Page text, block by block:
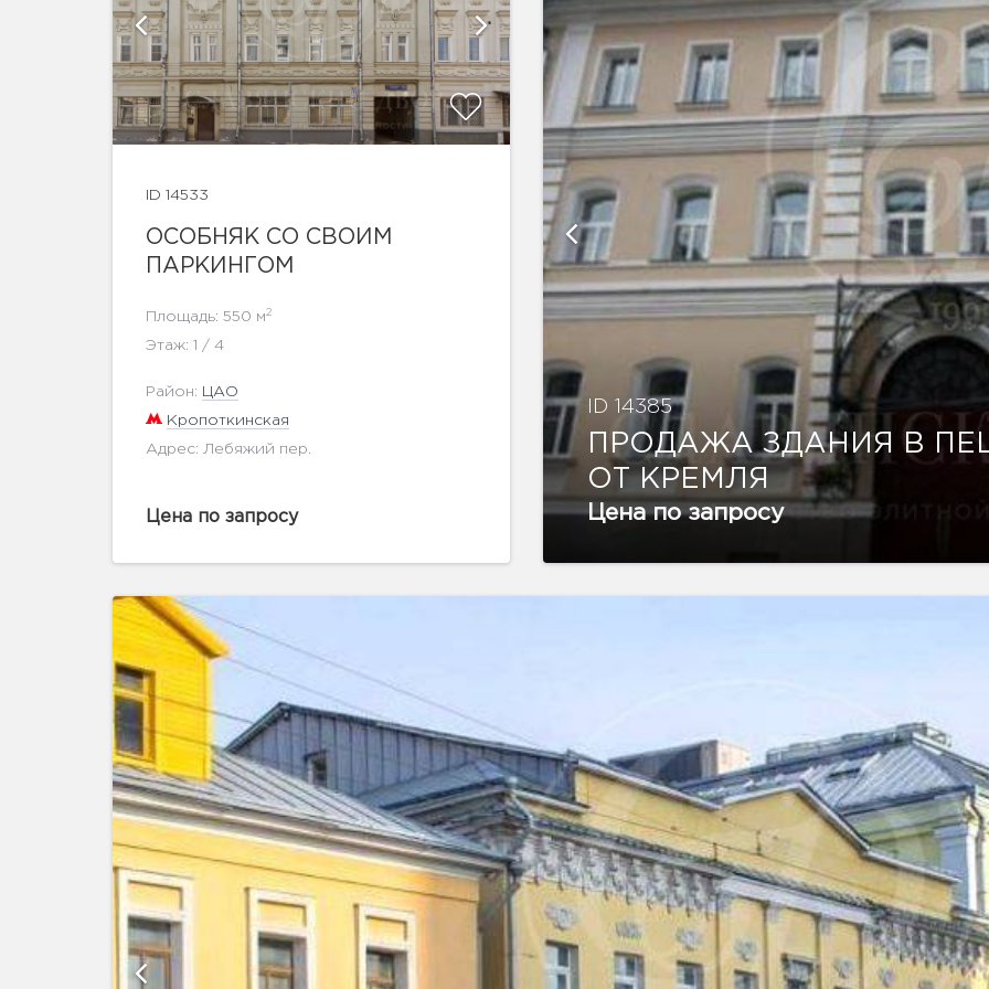
ID 14533
ОСОБНЯК СО СВОИМ
ПАРКИНГОМ
Площадь: 550 м2
Этаж: 1 / 4
Район: ЦАО
Кропоткинская
Адрес: Лебяжий пер.
Цена по запросу
ID 14385
ПРОДАЖА ЗДАНИЯ В
ОТ КРЕМЛЯ
Цена по запросу